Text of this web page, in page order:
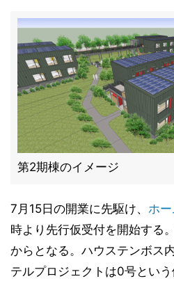
第2期棟のイメージ
7月15日の開業に先駆け、 ホ
時より先行仮受付を開始する
からとなる。ハウステンボス
テルプロジェクトは0号とい